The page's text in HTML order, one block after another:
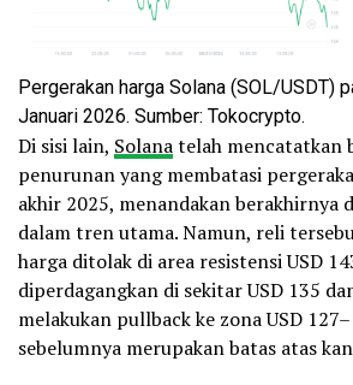
Pergerakan harga Solana (SOL/USDT)
Januari 2026. Sumber: Tokocrypto.
Di sisi lain, Solanatelah mencatatkan
penurunan yang membatasi
akhir 2025, menandakan berakhirnya
dalam tren utama. Namun, reli
harga ditolak di area resistensi USD
diperdagangkan di sekitar USD 135
melakukan pullback ke zona USD
sebelumnya merupakan batas atas